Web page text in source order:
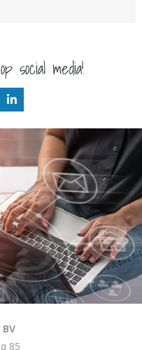
social media!
85